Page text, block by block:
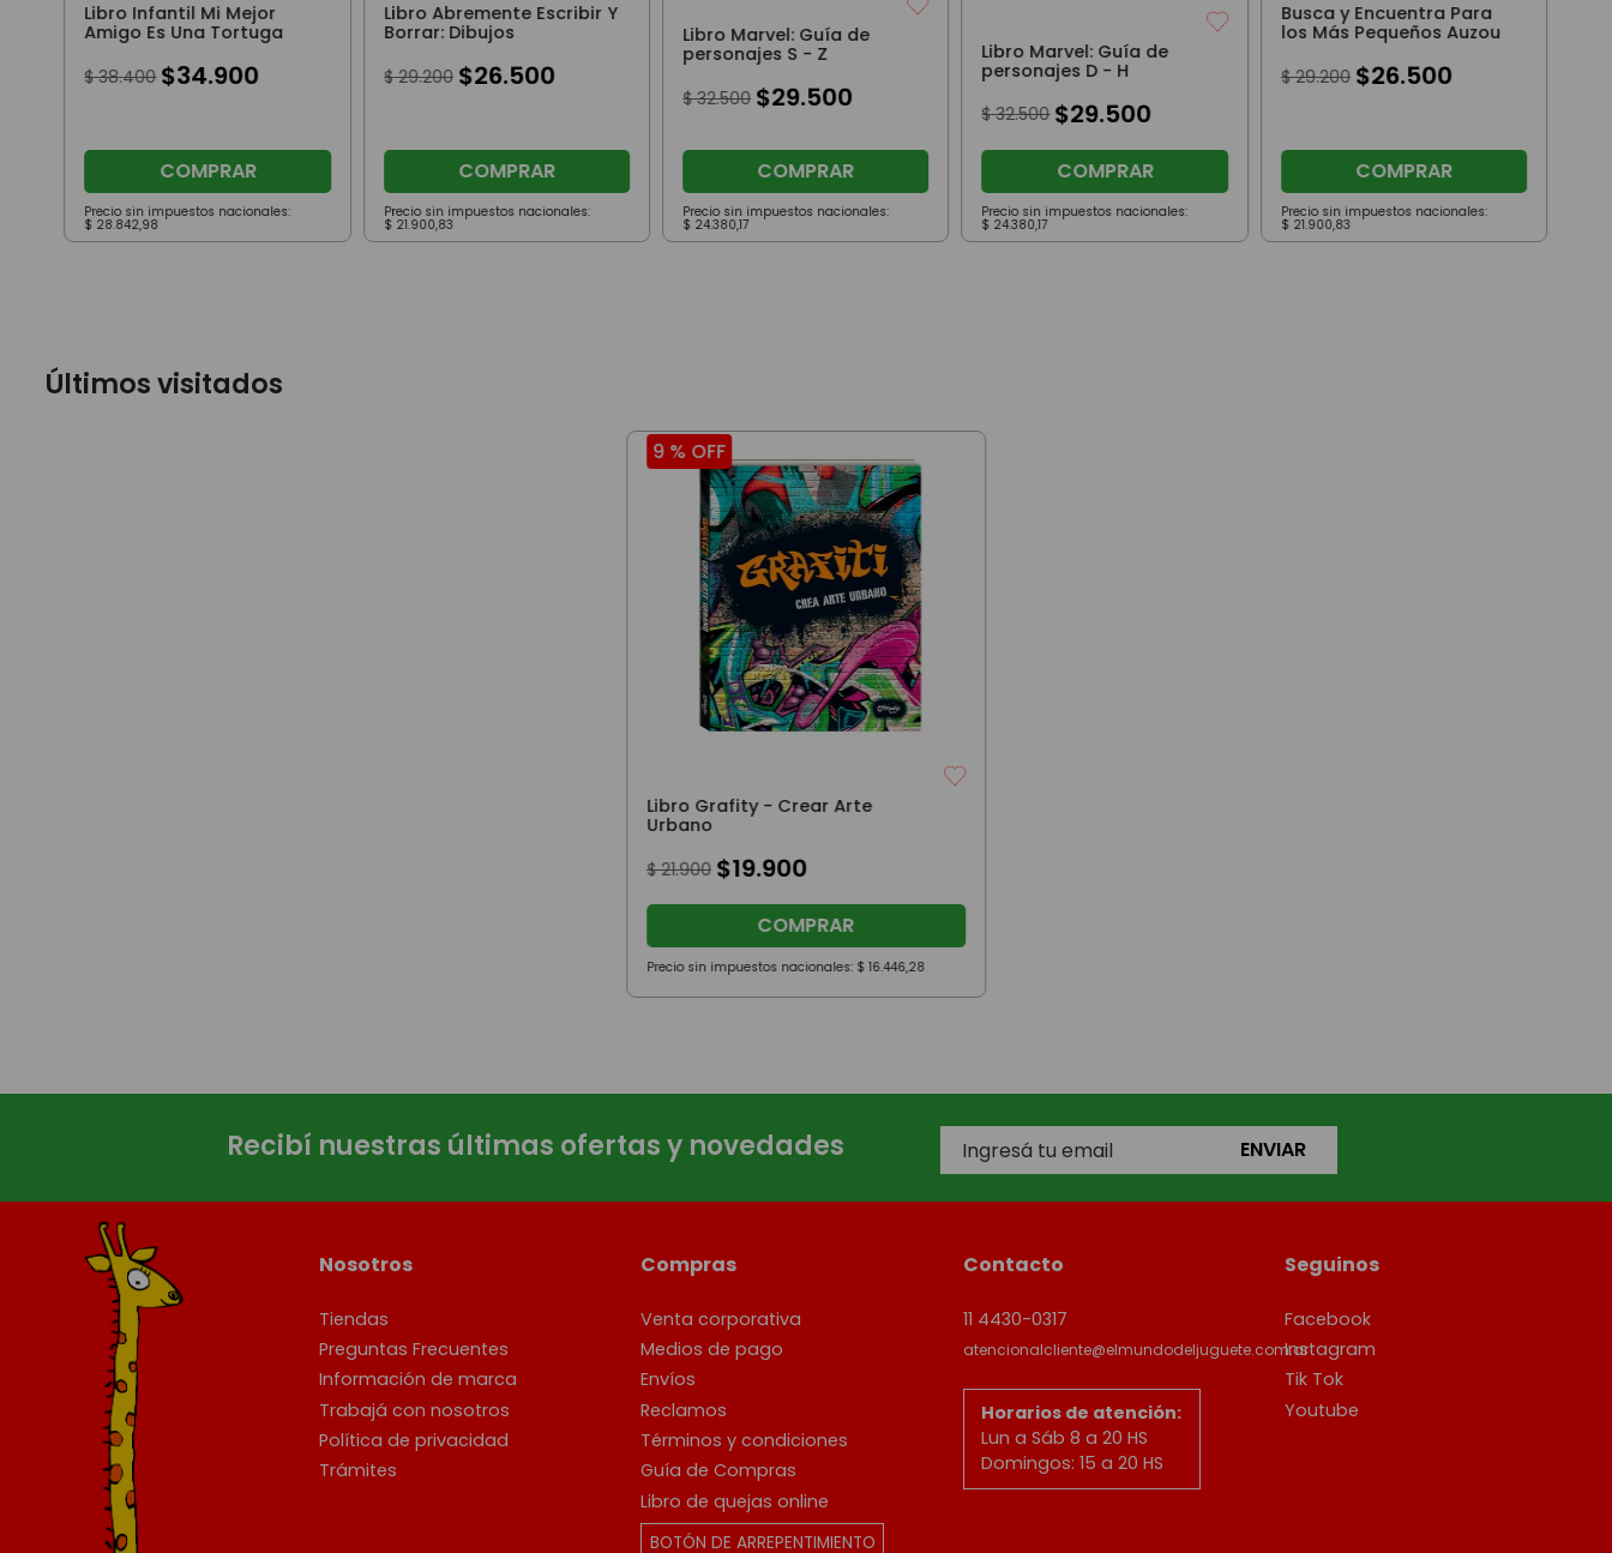
Libro Infantil Mi Mejor
Amigo Es Una Tortuga
$ 38.400 $34.900
COMPRAR
Precio sin impuestos nacionales:
$ 28.842,98
Libro Abremente Escribir Y
Borrar: Dibujos
$ 29.200 $26.500
COMPRAR
Precio sin impuestos nacionales:
$ 21.900,83
Libro Marvel: Guía de
personajes S - Z
$ 32.500 $29.500
COMPRAR
Precio sin impuestos nacionales:
$ 24.380,17
Libro Marvel: Guía de
personajes D - H
$ 32.500 $29.500
COMPRAR
Precio sin impuestos nacionales:
$ 24.380,17
Busca y Encuentra Para
los Más Pequeños Auzou
$ 29.200 $26.500
COMPRAR
Precio sin impuestos nacionales:
$ 21.900,83
Últimos visitados
9 %OFF
Libro Grafity - Crear Arte
Urbano
$ 21.900 $19.900
COMPRAR
Precio sin impuestos nacionales: $ 16.446,28
Recibí nuestras últimas ofertas y novedades ENVIAR
Nosotros
Tiendas
Preguntas Frecuentes
Información de marca
Trabajá con nosotros
Política de privacidad
Trámites
Compras
Venta corporativa
Medios de pago
Envíos
Reclamos
Términos y condiciones
Guía de Compras
Libro de quejas online
BOTÓN DE ARREPENTIMIENTO
Contacto
11 4430-0317
atencionalcliente@elmundodeljuguete.com.ar
Horarios de atención:
Lun a Sáb 8 a 20 HS
Domingos: 15 a 20 HS
Seguinos
Facebook
Instagram
Tik Tok
Youtube